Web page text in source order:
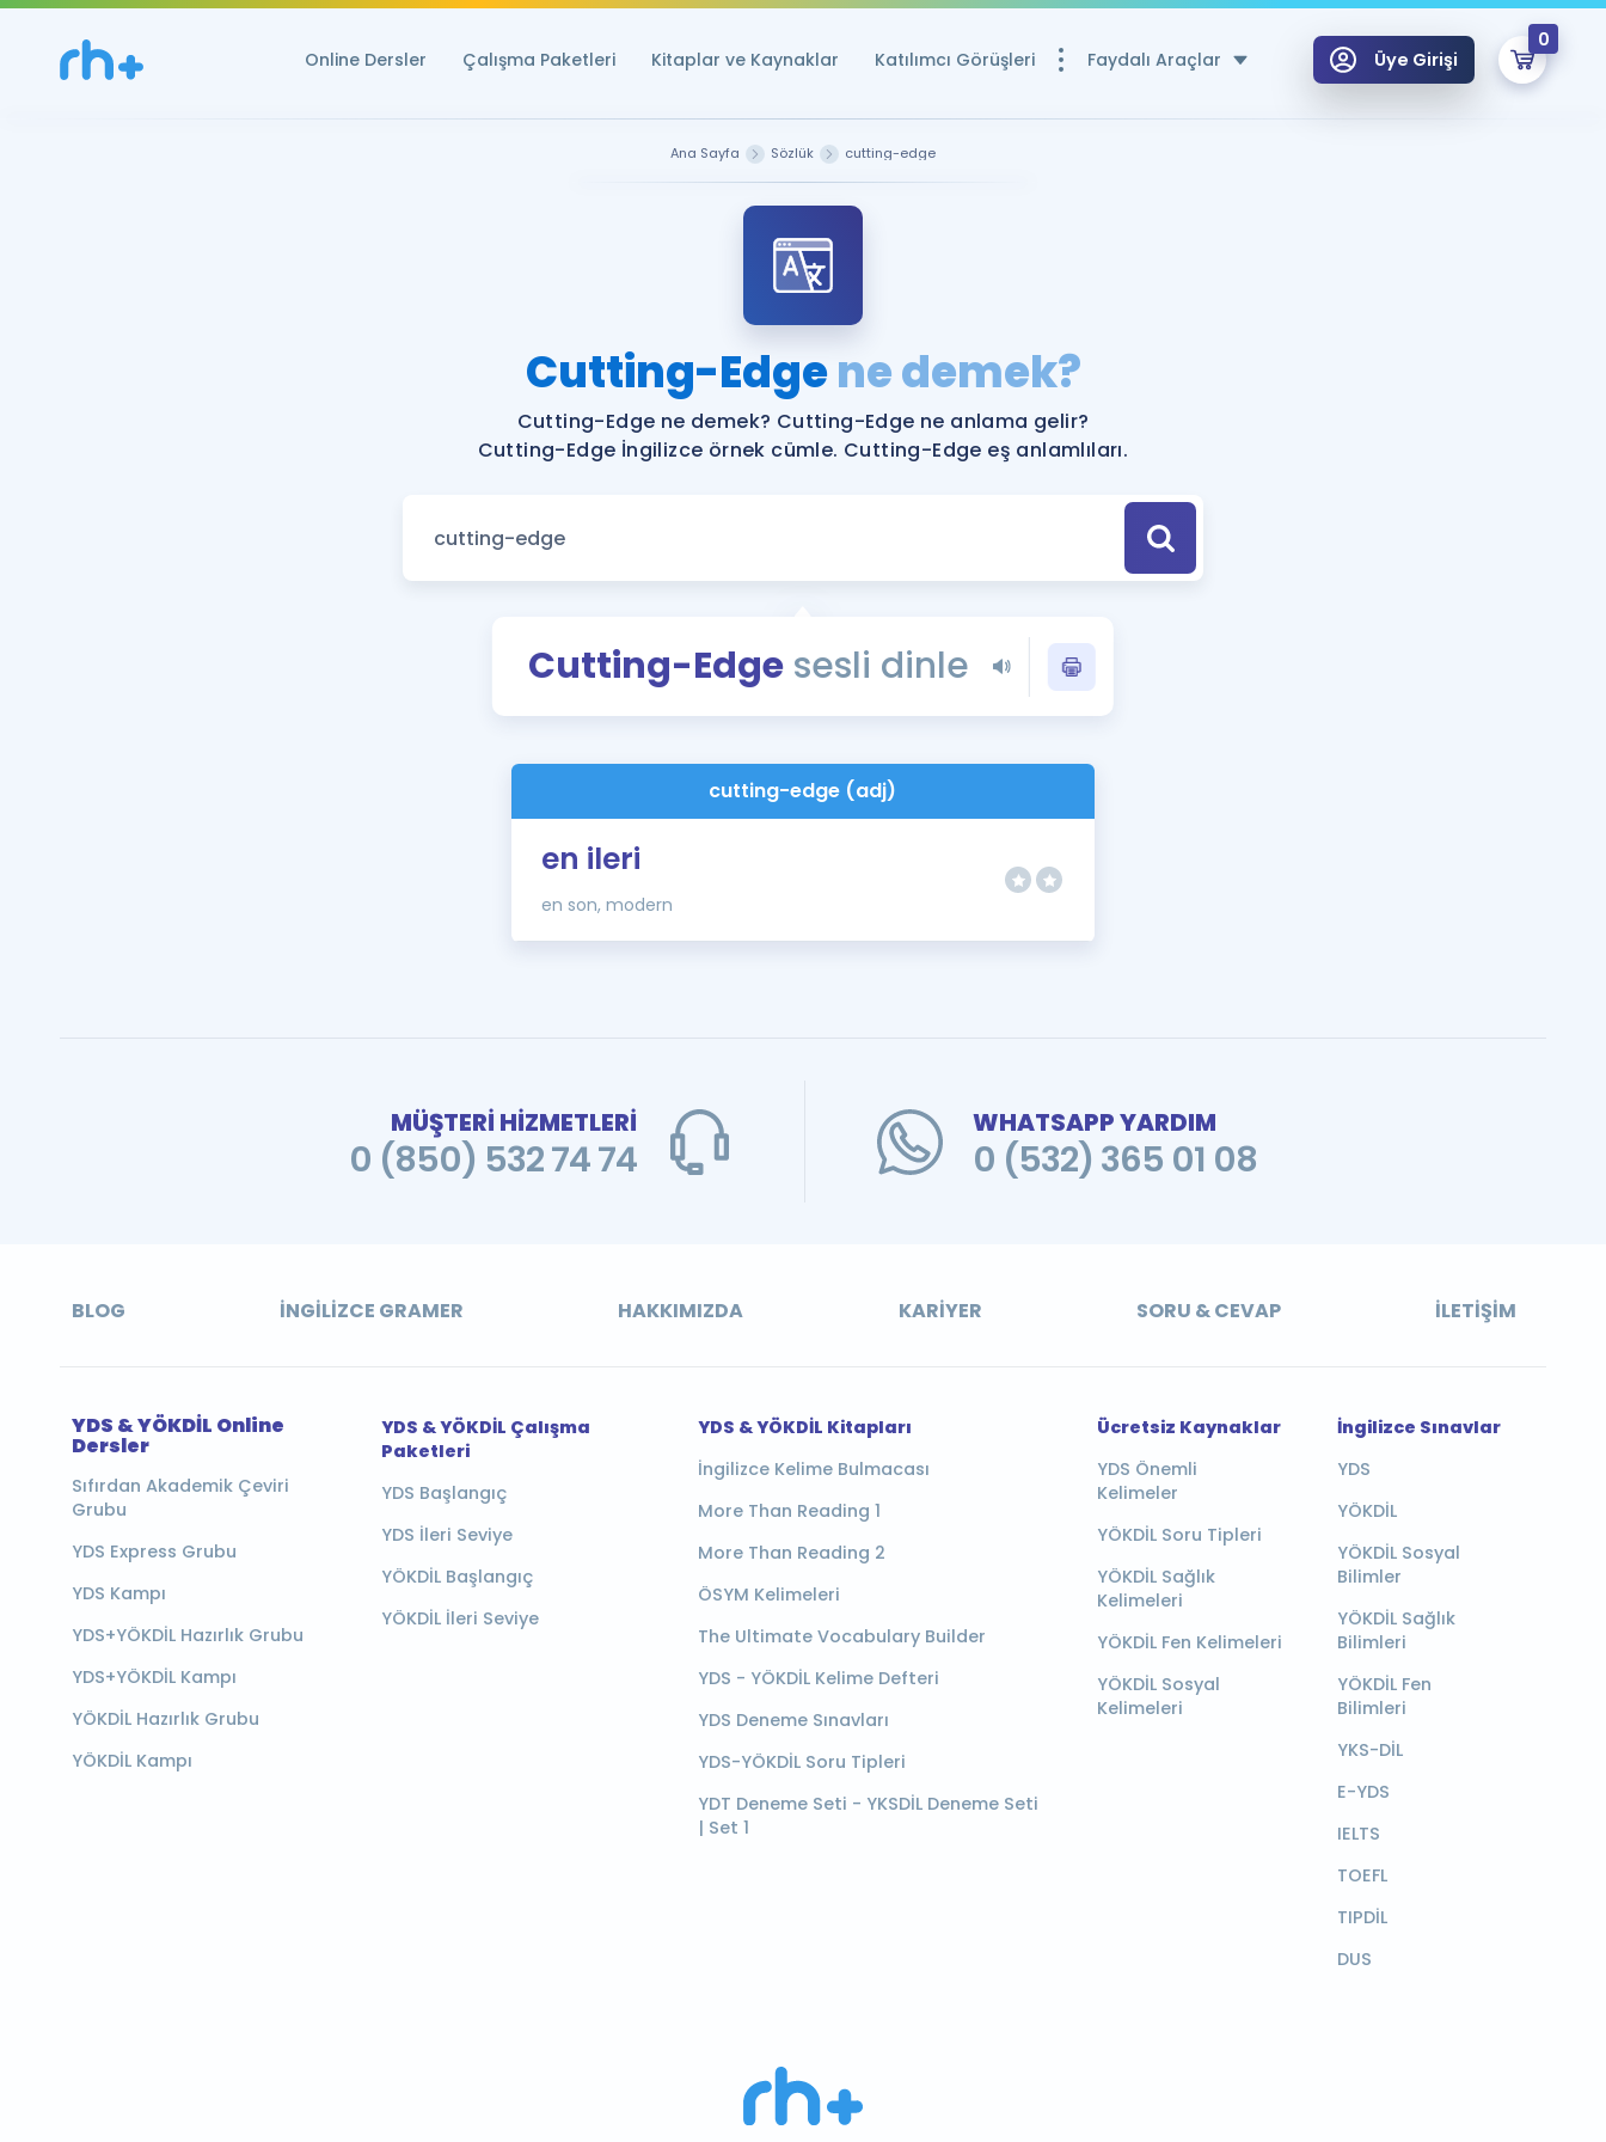
Online Dersler Çalışma Paketleri Kitaplar ve Kaynaklar Katılımcı Görüşleri Faydalı Araçlar
Ücretsiz Kaynaklar
YDS ve YÖKDİL Puan Hesaplama Aracı
YDS ve YÖKDİL'e Hazırlananlar için Öneriler
Tüm ÖSYM Sınavları Tek Takvimde
Blog
YDS - YÖKDİL Tüm Sınavlarla İlgili Haberler
İngilizce Gramer
Üye Girişi
0
Remzi Hoca ile seni sınava hazırlayacak onlarca eğitim seni bekliyor!
Ana Sayfa Sözlük cutting-edge
Cutting-Edgene demek?
Cutting-Edge ne demek? Cutting-Edge ne anlama gelir?
Cutting-Edge İngilizce örnek cümle. Cutting-Edge eş anlamlıları.
Cutting-Edgesesli dinle
cutting-edge (adj)
en ileri
en son, modern
MÜŞTERİ HİZMETLERİ
0 (850) 532 74 74
WHATSAPP YARDIM
0 (532) 365 01 08
BLOG İNGILIZCE GRAMER HAKKIMIZDA KARIYER SORU & CEVAP İLETIŞIM
YDS & YÖKDİL Online
Dersler
Sıfırdan Akademik Çeviri
Grubu
YDS Express Grubu
YDS Kampı
YDS+YÖKDİL Hazırlık Grubu
YDS+YÖKDİL Kampı
YÖKDİL Hazırlık Grubu
YÖKDİL Kampı
YDS & YÖKDİL Çalışma
Paketleri
YDS Başlangıç
YDS İleri Seviye
YÖKDİL Başlangıç
YÖKDİL İleri Seviye
YDS & YÖKDİL Kitapları
İngilizce Kelime Bulmacası
More Than Reading 1
More Than Reading 2
ÖSYM Kelimeleri
The Ultimate Vocabulary Builder
YDS - YÖKDİL Kelime Defteri
YDS Deneme Sınavları
YDS-YÖKDİL Soru Tipleri
YDT Deneme Seti - YKSDİL Deneme Seti
| Set 1
Ücretsiz Kaynaklar
YDS Önemli
Kelimeler
YÖKDİL Soru Tipleri
YÖKDİL Sağlık
Kelimeleri
YÖKDİL Fen Kelimeleri
YÖKDİL Sosyal
Kelimeleri
İngilizce Sınavlar
YDS
YÖKDİL
YÖKDİL Sosyal
Bilimler
YÖKDİL Sağlık
Bilimleri
YÖKDİL Fen
Bilimleri
YKS-DİL
E-YDS
IELTS
TOEFL
TIPDİL
DUS